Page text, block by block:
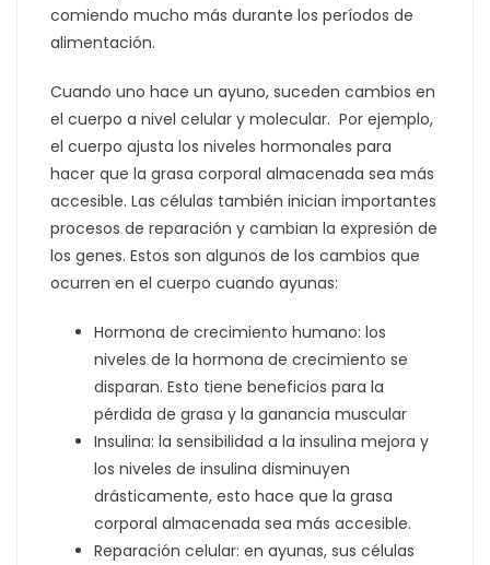
comiendo mucho más durante los períodos de
alimentación.
Cuando uno hace un ayuno, suceden cambios en
el cuerpo a nivel celular y molecular. Por ejemplo,
el cuerpo ajusta los niveles hormonales para
hacer que la grasa corporal almacenada sea más
accesible. Las células también inician importantes
procesos de reparación y cambian la expresión de
los genes. Estos son algunos de los cambios que
ocurren en el cuerpo cuando ayunas:
Hormona de crecimiento humano: los
niveles de la hormona de crecimiento se
disparan. Esto tiene beneficios para la
pérdida de grasa y la ganancia muscular
Insulina: la sensibilidad a la insulina mejora y
los niveles de insulina disminuyen
drásticamente, esto hace que la grasa
corporal almacenada sea más accesible.
Reparación celular: en ayunas, sus células